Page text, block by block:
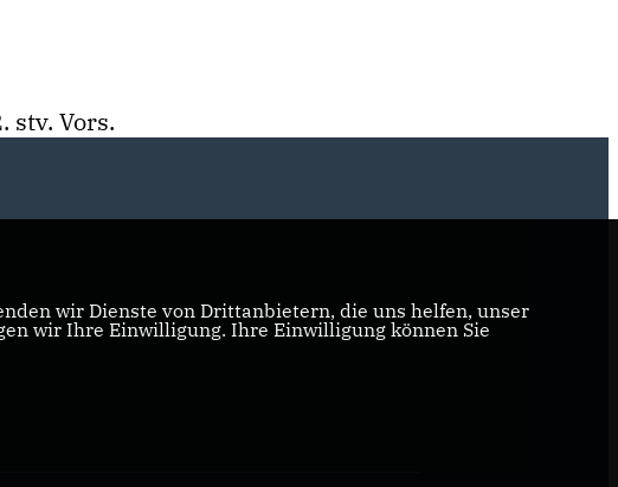
stv. Vors.
wir Dienste von Drittanbietern, die uns helfen, unser
wir Ihre Einwilligung. Ihre Einwilligung können Sie